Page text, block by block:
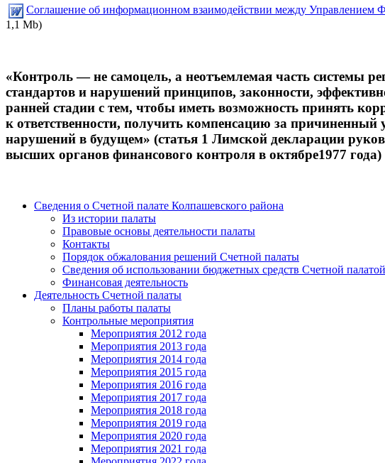
Соглашение об информационном взаимодействии между Управлением
1,1 Mb)
«Контроль — не самоцель, а неотъемлемая часть системы
стандартов и нарушений принципов, законности,
ранней стадии с тем, чтобы иметь возможность принять
к ответственности, получить компенсацию за
нарушений в будущем» (статья 1 Лимской декларации
высших органов финансового контроля в октябре1977 года)
Сведения о Счетной палате Колпашевского района
Из истории палаты
Правовые основы деятельности палаты
Контакты
Порядок обжалования решений Счетной палаты
Сведения об использовании бюджетных средств Счетной палатой
Финансовая деятельность
Деятельность Счетной палаты
Планы работы палаты
Контрольные мероприятия
Мероприятия 2012 года
Мероприятия 2013 года
Мероприятия 2014 года
Мероприятия 2015 года
Мероприятия 2016 года
Мероприятия 2017 года
Мероприятия 2018 года
Мероприятия 2019 года
Мероприятия 2020 года
Мероприятия 2021 года